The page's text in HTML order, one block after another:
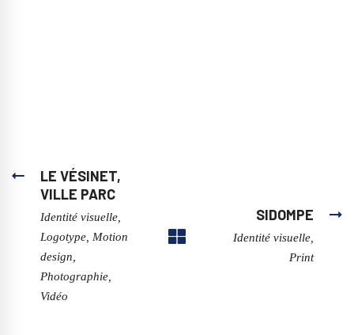
LE VÉSINET,
VILLE PARC
Identité visuelle,
Logotype, Motion
design,
Photographie,
Vidéo
SIDOMPE
Identité visuelle,
Print